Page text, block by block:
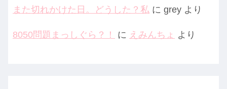
また切れかけた日。どうした？私 に grey より
8050問題まっしぐら？！ に えみんちょ より